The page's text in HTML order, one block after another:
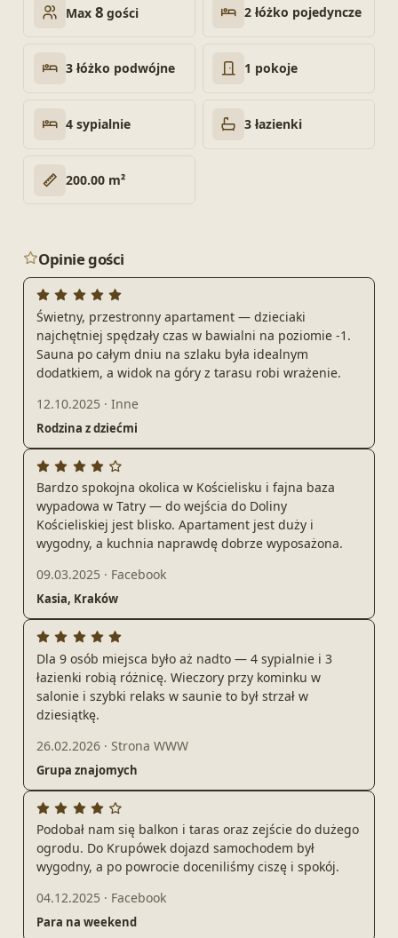
Max 8 gości 2 łóżko pojedyncze
3 łóżko podwójne 1 pokoje
4 sypialnie 3 łazienki
200.00 m²
Opinie gości
Świetny, przestronny apartament — dzieciaki
najchętniej spędzały czas w bawialni na poziomie -1.
Sauna po całym dniu na szlaku była idealnym
dodatkiem, a widok na góry z tarasu robi wrażenie.
12.10.2025 · Inne
Rodzina z dziećmi
Bardzo spokojna okolica w Kościelisku i fajna baza
wypadowa w Tatry — do wejścia do Doliny
Kościeliskiej jest blisko. Apartament jest duży i
wygodny, a kuchnia naprawdę dobrze wyposażona.
09.03.2025 · Facebook
Kasia, Kraków
Dla 9 osób miejsca było aż nadto — 4 sypialnie i 3
łazienki robią różnicę. Wieczory przy kominku w
salonie i szybki relaks w saunie to był strzał w
dziesiątkę.
26.02.2026 · Strona WWW
Grupa znajomych
Podobał nam się balkon i taras oraz zejście do dużego
ogrodu. Do Krupówek dojazd samochodem był
wygodny, a po powrocie doceniliśmy ciszę i spokój.
04.12.2025 · Facebook
Para na weekend